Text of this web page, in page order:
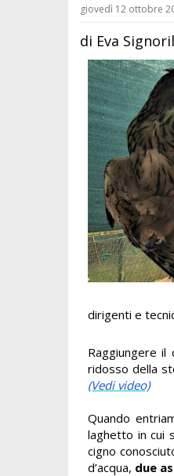
giovedì 12 ottobre
di Eva
dirigenti e
Raggiungere il
ridosso della
(Vedi video)
Quando
laghetto in cui
cigno
d’acqua, due